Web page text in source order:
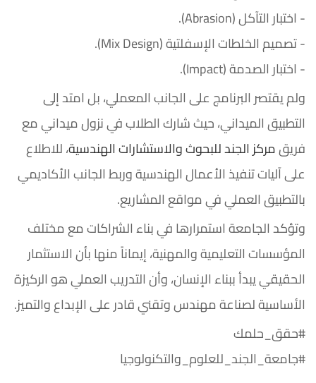
- اختبار التآكل (Abrasion).
- تصميم الخلطات الإسفلتية (Mix Design).
- اختبار الصدمة (Impact).
ولم يقتصر البرنامج على الجانب المعملي، بل امتد إلى
التطبيق الميداني، حيث شارك الطلاب في نزول ميداني مع
فريقمركز الجند للبحوث والاستشارات الهندسية، للاطلاع
على آليات تنفيذ الأعمال الهندسية وربط الجانب الأكاديمي
بالتطبيق العملي في مواقع المشاريع.
وتؤكد الجامعة استمرارها في بناء الشراكات مع مختلف
المؤسسات التعليمية والمهنية، إيماناً منها بأن الاستثمار
الحقيقي يبدأ ببناء الإنسان، وأن التدريب العملي هو الركيزة
الأساسية لصناعة مهندس وتقني قادر على الإبداع والتميز.
#حقق_حلمك
#جامعة_الجند_للعلوم_والتكنولوجيا